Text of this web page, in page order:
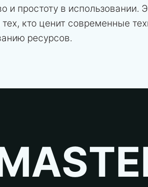
и простоту в использовании.
кто ценит современные
ресурсов.